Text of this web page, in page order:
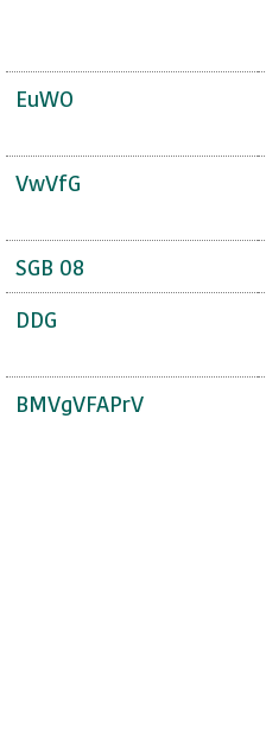
EuWO
VwVfG
SGB 08
DDG
BMVgVFAPrV